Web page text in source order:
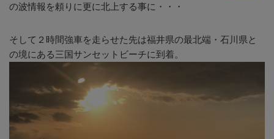
の波情報を頼りに更に北上する事に・・・
そして２時間強車を走らせた先は福井県の最北端・石川県と
の境にある三国サンセットビーチに到着。